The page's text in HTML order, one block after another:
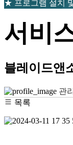
★ 프로그램 설치
서비
블레이드앤
관
목록